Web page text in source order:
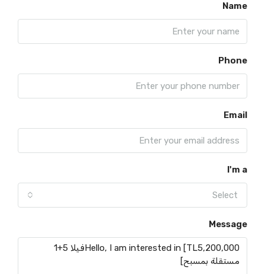
Name
Phone
Email
I'm a
Select
Message